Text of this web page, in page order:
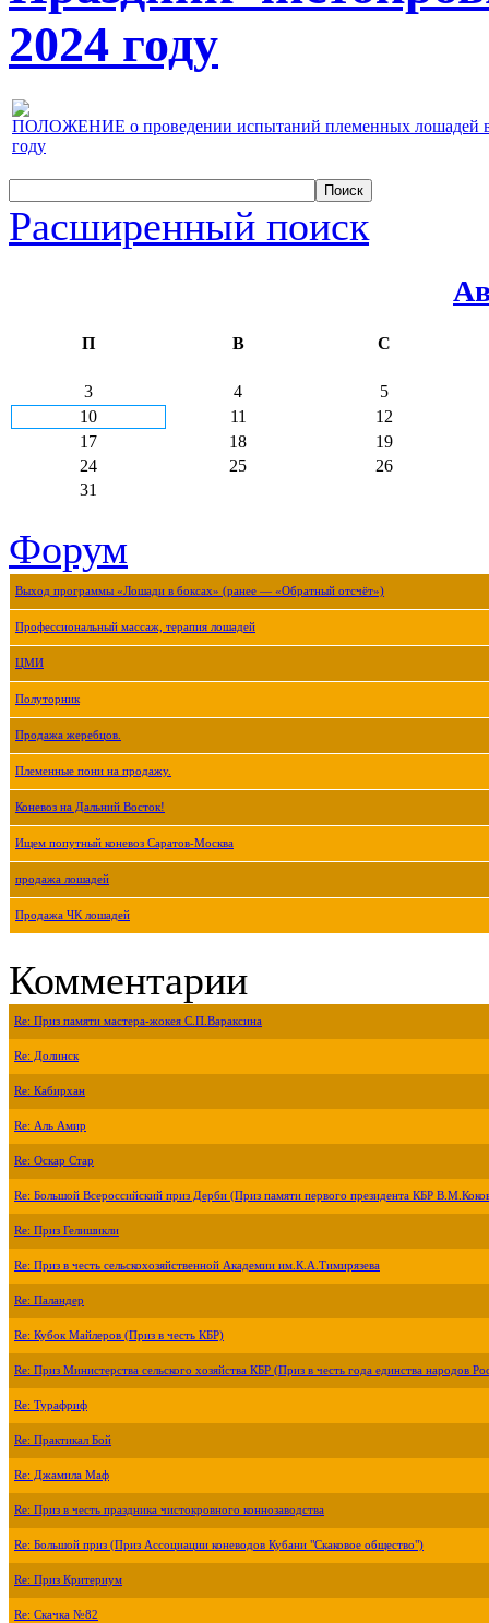
2024 году
ПОЛОЖЕНИЕ о проведении испытаний племенных лошадей
году
Расширенный поиск
П В С
3 4
5
10
11
12
17
18
19
24
25
26
31
Форум
Выход программы «Лошади в боксах» (ранее — «Обратный отсчёт»)
Профессиональный массаж, терапия лошадей
ЦМИ
Полуторник
Продажа жеребцов.
Племенные пони на продажу.
Коневоз на Дальний Восток!
Ищем попутный коневоз Саратов-Москва
продажа лошадей
Продажа ЧК лошадей
Комментарии
Re: Приз памяти мастера-жокея С.П.Вараксина
Re: Долинск
Re: Кабирхан
Re: Аль Амир
Re: Оскар Стар
Re: Большой Всероссийский приз Дерби (Приз памяти первого президента КБР
Re: Приз Гелишикли
Re: Приз в честь сельскохозяйственной Академии им.К.А.Тимирязева
Re: Паландер
Re: Кубок Майлеров (Приз в честь КБР)
Re: Приз Министерства сельского хозяйства КБР (Приз в честь года единства народов
Re: Турафриф
Re: Практикал Бой
Re: Джамила Маф
Re: Приз в честь праздника чистокровного коннозаводства
Re: Большой приз (Приз Ассоциации коневодов Кубани "Скаковое общество")
Re: Приз Критериум
Re: Скачка №82